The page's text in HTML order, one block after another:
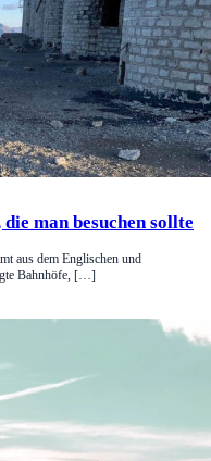
man besuchen sollte
aus dem Englischen und
Bahnhöfe, […]